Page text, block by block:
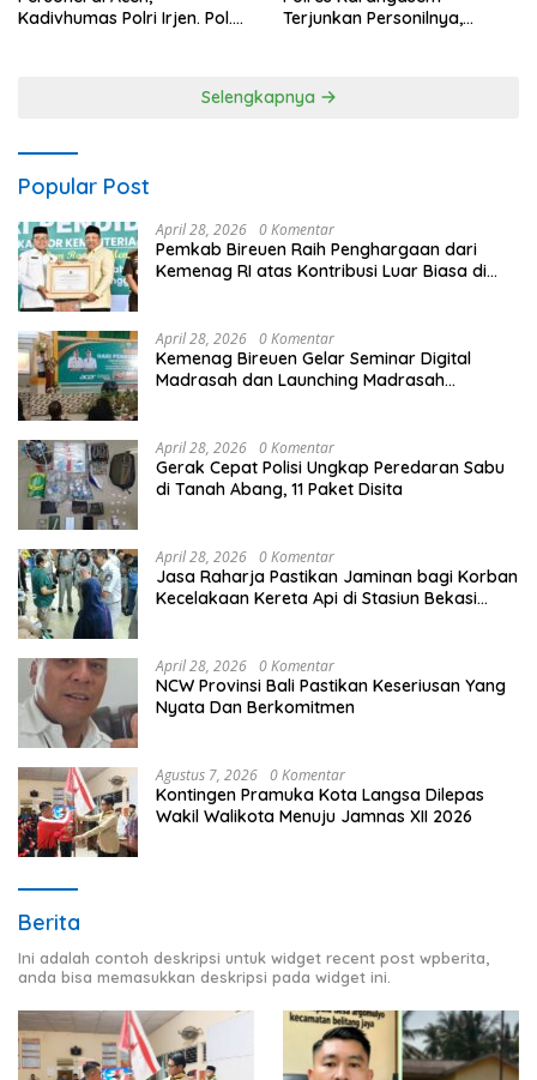
Kadivhumas Polri Irjen. Pol.
Terjunkan Personilnya,
Selengkapnya
Popular Post
April 28, 2026 0 Komentar
Pemkab Bireuen Raih Penghargaan dari
Kemenag RI atas Kontribusi Luar Biasa di
April 28, 2026 0 Komentar
Kemenag Bireuen Gelar Seminar Digital
Madrasah dan Launching Madrasah
April 28, 2026 0 Komentar
Gerak Cepat Polisi Ungkap Peredaran Sabu
di Tanah Abang, 11 Paket Disita
April 28, 2026 0 Komentar
Jasa Raharja Pastikan Jaminan bagi Korban
Kecelakaan Kereta Api di Stasiun Bekasi
April 28, 2026 0 Komentar
NCW Provinsi Bali Pastikan Keseriusan Yang
Nyata Dan Berkomitmen
Agustus 7, 2026 0 Komentar
Kontingen Pramuka Kota Langsa Dilepas
Wakil Walikota Menuju Jamnas XII 2026
Berita
Ini adalah contoh deskripsi untuk widget recent post wpberita,
anda bisa memasukkan deskripsi pada widget ini.